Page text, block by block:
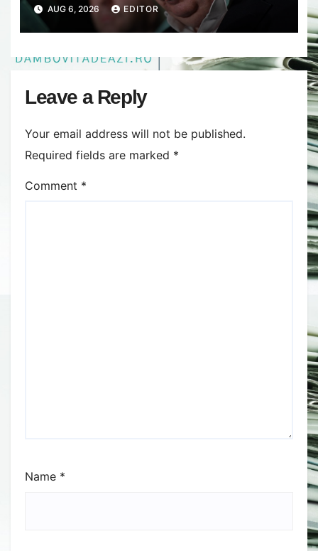
AUG 6, 2026 EDITOR
Leave a Reply
Your email address will not be published.
Required fields are marked *
Comment *
Name *